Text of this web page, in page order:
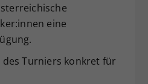
eine
Turniers konkret für